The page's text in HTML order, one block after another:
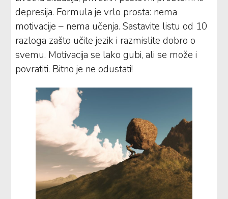
depresija. Formula je vrlo prosta: nema
motivacije – nema učenja. Sastavite listu od 10
razloga zašto učite jezik i razmislite dobro o
svemu. Motivacija se lako gubi, ali se može i
povratiti. Bitno je ne odustati!